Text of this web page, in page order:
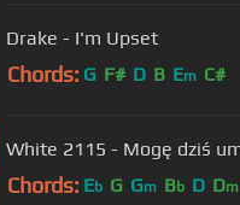
Drake - I'm Upset
Chords: G F# D B Em C#
White 2115 - Mogę dziś
Chords: Eb G Gm Bb D Dm